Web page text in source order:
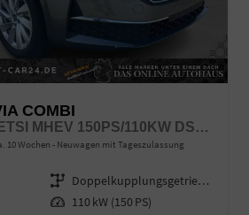
COMBI
SPORTLINE 1.5 ETSI MHEV 150PS/110KW DSG7 2026
10 Wochen Neuwagen mit Tageszulassung
Getriebe
Doppelkupplungsgetriebe (DSG)
Leistung 110 kW (150 PS)